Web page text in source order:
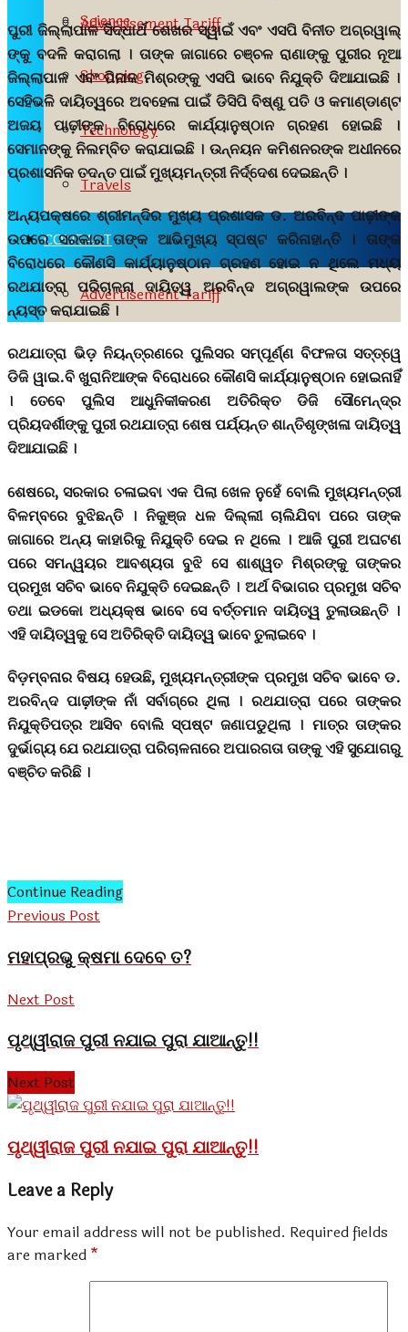
Advertisement Tariff
Science
Shopping
Technology
Travels
CONTACT
Advertisement Tariff
ପୁରୀ ଜିଲ୍ଲାପାଳ ସିଦ୍ଧାର୍ଥ ଶେଖର ସ୍ୱାଇଁ ଏବଂ ଏସପି ବିନୀତ ଅଗ୍ରୱାଲ୍
ଙ୍କୁ ବଦଳି କରାଗଲା । ତାଙ୍କ ଜାଗାରେ ଚଞ୍ଚଳ ରାଣାଙ୍କୁ ପୁରୀର ନୂଆ
ଜିଲ୍ଲାପାଳ ଏବଂ ପିନାକ ମିଶ୍ରଙ୍କୁ ଏସପି ଭାବେ ନିଯୁକ୍ତି ଦିଆଯାଇଛି ।
ସେହିଭଳି ଦାୟିତ୍ୱରେ ଅବହେଳା ପାଇଁ ଡିସିପି ବିଷ୍ଣୁ ପତି ଓ କମାଣ୍ଡାଣ୍ଟ
ଅଜୟ ପାଢ଼ୀଙ୍କ ବିରୋଧରେ କାର୍ଯ୍ୟାନୁଷ୍ଠାନ ଗ୍ରହଣ ହୋଇଛି ।
ସେମାନଙ୍କୁ ନିଲମ୍ବିତ କରାଯାଇଛି । ଉନ୍ନୟନ କମିଶନରଙ୍କ ଅଧୀନରେ
ପ୍ରଶାସନିକ ତଦନ୍ତ ପାଇଁ ମୁଖ୍ୟମନ୍ତ୍ରୀ ନିର୍ଦ୍ଦେଶ ଦେଇଛନ୍ତି ।
ଅନ୍ୟପକ୍ଷରେ ଶ୍ରୀମନ୍ଦିର ମୁଖ୍ୟ ପ୍ରଶାସକ ଡ. ଅରବିନ୍ଦ ପାଢ଼ୀଙ୍କ
ଉପରେ ସରକାର ତାଙ୍କ ଆଭିମୁଖ୍ୟ ସ୍ପଷ୍ଟ କରିନାହାନ୍ତି । ତାଙ୍କ
ବିରୋଧରେ କୌଣସି କାର୍ଯ୍ୟାନୁଷ୍ଠାନ ଗ୍ରହଣ ହୋଇ ନ ଥିଲେ ମଧ୍ୟ
ରଥଯାତ୍ରା ପରିଚାଳନା ଦାୟିତ୍ୱ ଅରବିନ୍ଦ ଅଗ୍ରୱାଲଙ୍କ ଉପରେ
ନ୍ୟସ୍ତ କରାଯାଇଛି ।
ରଥଯାତ୍ରା ଭିଡ଼ ନିୟନ୍ତ୍ରଣରେ ପୁଲିସର ସମ୍ପୂର୍ଣ୍ଣ ବିଫଳତା ସତ୍ତ୍ୱେ
ଡିଜି ୱାଇ.ବି ଖୁରାନିଆଙ୍କ ବିରୋଧରେ କୌଣସି କାର୍ଯ୍ୟାନୁଷ୍ଠାନ ହୋଇନାହିଁ
। ତେବେ ପୁଲିସ ଆଧୁନିକୀକରଣ ଅତିରିକ୍ତ ଡିଜି ସୌମେନ୍ଦ୍ର
ପ୍ରିୟଦର୍ଶୀଙ୍କୁ ପୁରୀ ରଥଯାତ୍ରା ଶେଷ ପର୍ଯ୍ୟନ୍ତ ଶାନ୍ତିଶୃଙ୍ଖଳା ଦାୟିତ୍ୱ
ଦିଆଯାଇଛି ।
ଶେଷରେ, ସରକାର ଚଳାଇବା ଏକ ପିଲା ଖେଳ ନୁହେଁ ବୋଲି ମୁଖ୍ୟମନ୍ତ୍ରୀ
ବିଳମ୍ବରେ ବୁଝିଛନ୍ତି । ନିକୁଞ୍ଜ ଧଳ ଦିଲ୍ଲୀ ଚାଲିଯିବା ପରେ ତାଙ୍କ
ଜାଗାରେ ଅନ୍ୟ କାହାରିକୁ ନିଯୁକ୍ତି ଦେଇ ନ ଥିଲେ । ଆଜି ପୁରୀ ଅଘଟଣ
ପରେ ସମନ୍ୱୟର ଆବଶ୍ୟତା ବୁଝି ସେ ଶାଶ୍ୱତ ମିଶ୍ରଙ୍କୁ ତାଙ୍କର
ପ୍ରମୁଖ ସଚିବ ଭାବେ ନିଯୁକ୍ତି ଦେଇଛନ୍ତି । ଅର୍ଥ ବିଭାଗର ପ୍ରମୁଖ ସଚିବ
ତଥା ଇଡକୋ ଅଧ୍ୟକ୍ଷ ଭାବେ ସେ ବର୍ତ୍ତମାନ ଦାୟିତ୍ୱ ତୁଲାଉଛନ୍ତି ।
ଏହି ଦାୟିତ୍ୱକୁ ସେ ଅତିରିକ୍ତି ଦାୟିତ୍ୱ ଭାବେ ତୁଲାଇବେ ।
ବିଡ଼ମ୍ବନାର ବିଷୟ ହେଉଛି, ମୁଖ୍ୟମନ୍ତ୍ରୀଙ୍କ ପ୍ରମୁଖ ସଚିବ ଭାବେ ଡ.
ଅରବିନ୍ଦ ପାଢ଼ୀଙ୍କ ନାଁ ସର୍ବାଗ୍ରେ ଥିଲା । ରଥଯାତ୍ରା ପରେ ତାଙ୍କର
ନିଯୁକ୍ତିପତ୍ର ଆସିବ ବୋଲି ସ୍ପଷ୍ଟ ଜଣାପଡୁଥିଲା । ମାତ୍ର ତାଙ୍କର
ଦୁର୍ଭାଗ୍ୟ ଯେ ରଥଯାତ୍ରା ପରିଚାଳନାରେ ଅପାରଗତା ତାଙ୍କୁ ଏହି ସୁଯୋଗରୁ
ବଞ୍ଚିତ କରିଛି ।
Continue Reading
Previous Post
ମହାପ୍ରଭୁ କ୍ଷମା ଦେବେ ତ?
Next Post
ପୃଥ୍ୱୀରାଜ ପୁରୀ ନଯାଇ ପୁରା ଯାଆନ୍ତୁ!!
Next Post
ପୃଥ୍ୱୀରାଜ ପୁରୀ ନଯାଇ ପୁରା ଯାଆନ୍ତୁ!!
Leave a Reply
Your email address will not be published. Required fields
are marked *